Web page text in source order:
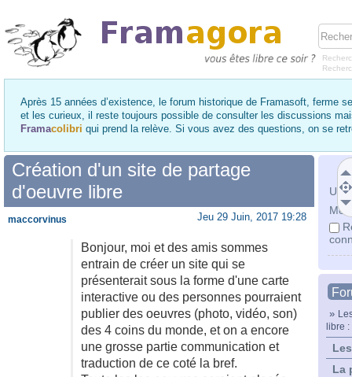
Après 15 années d’existence, le forum historique de Framasoft, ferme
et les curieux, il reste toujours possible de consulter les discussions
Framacolibri qui prend la relève. Si vous avez des questions, on se
Mot
»
libre :
La
Création d'un site de partage
d'oeuvre libre
Jeu 29 Juin, 2017 19:28
Bonjour, moi et des amis sommes
entrain de créer un site qui se
présenterait sous la forme d'une carte
interactive ou des personnes pourraient
publier des oeuvres (photo, vidéo, son)
des 4 coins du monde, et on a encore
une grosse partie communication et
traduction de ce coté la bref.
maccorvinus